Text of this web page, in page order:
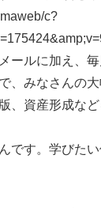
c?
ールに加え、
、みなさんの
、資産形成など
です。学びた